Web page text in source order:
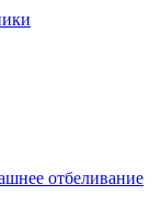
отбеливание